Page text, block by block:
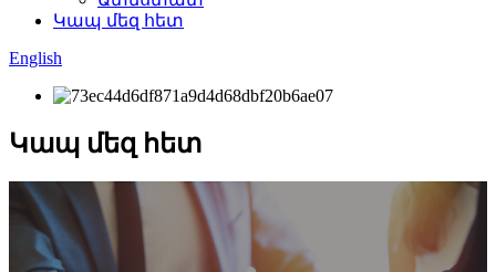
Կապ մեզ հետ
English
Կապ մեզ հետ